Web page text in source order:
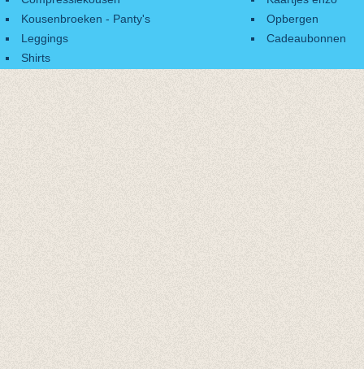
Kousenbroeken - Panty's
Leggings
Shirts
Opbergen
Cadeaubonnen